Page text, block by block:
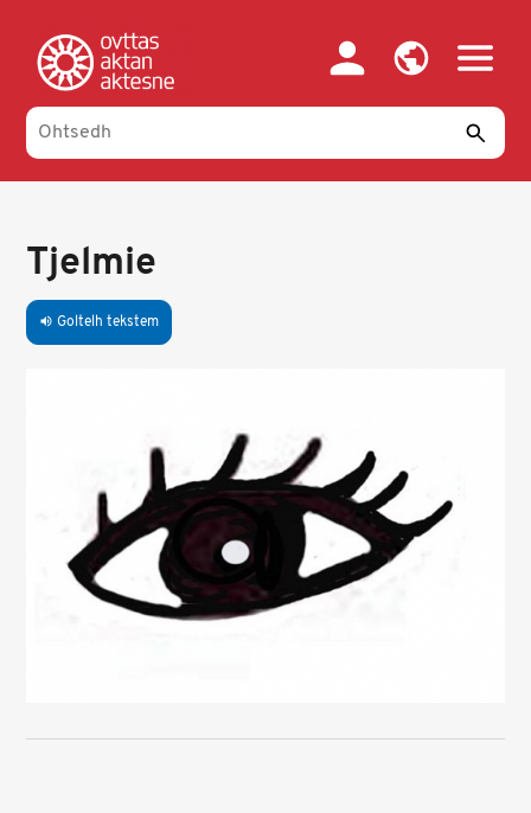
main
content
Tjelmie
volume_up Goltelh tekstem